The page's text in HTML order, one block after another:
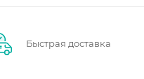
Быстрая доставка